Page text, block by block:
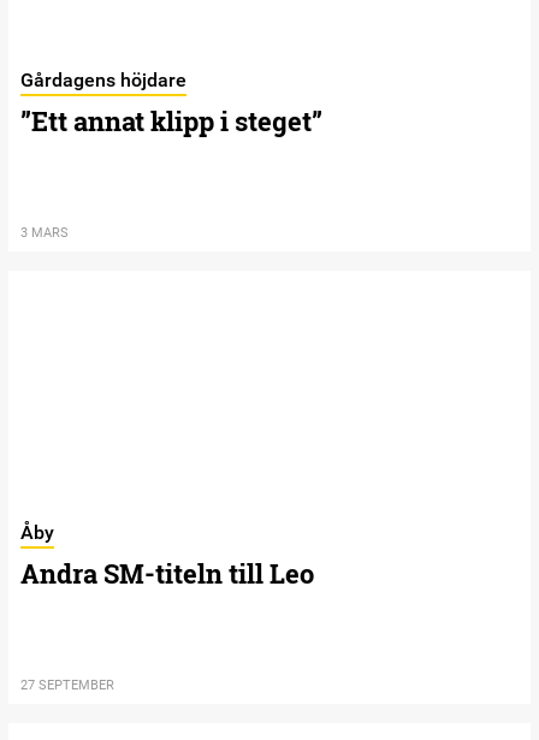
Gårdagens höjdare
”Ett annat klipp i steget”
3 MARS
Åby
Andra SM-titeln till Leo
27 SEPTEMBER